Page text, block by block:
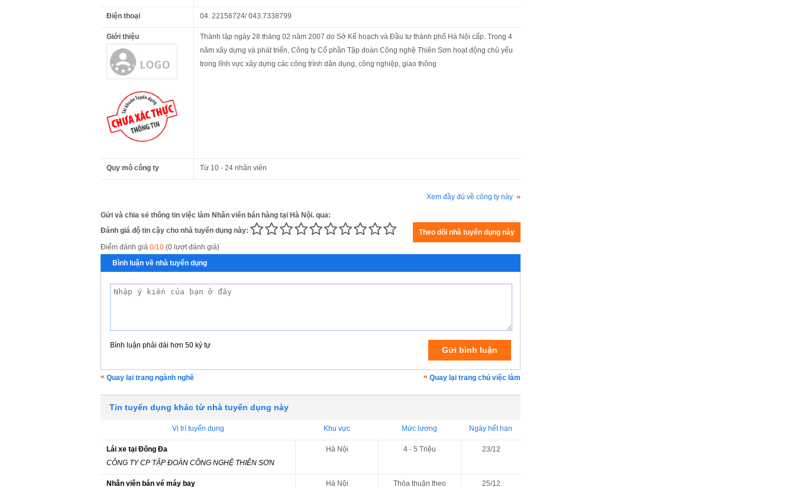
Điện thoại 04. 22156724/ 043.7338799
Giới thiệu
Thành lập ngày 28 tháng 02 năm 2007 do Sở Kế hoạch và Đầu tư thành phố Hà Nội cấp. Trong 4
năm xây dựng và phát triển, Công ty Cổ phần Tập đoàn Công nghệ Thiên Sơn hoạt động chủ yếu
trong lĩnh vực xây dựng các công trình dân dụng, công nghiệp, giao thông
Quy mô công ty Từ 10 - 24 nhân viên
Xem đầy đủ về công ty này
Gửi và chia sẻ thông tin việc làm Nhân viên bán hàng tại Hà Nội. qua:
Đánh giá độ tin cậy cho nhà tuyển dụng này:
Điểm đánh giá 0/10 (0 lượt đánh giá)
Bình luận về nhà tuyển dụng
Bình luận phải dài hơn 50 ký tự
Quay lại trang ngành nghề Quay lại trang chủ việc làm
Tin tuyển dụng khác từ nhà tuyển dụng này
Vị trí tuyển dụng Khu vực Mức lương Ngày hết hạn
Lái xe tại Đống Đa
CÔNG TY CP TẬP ĐOÀN CÔNG NGHỆ THIÊN SƠN
Hà Nội 4 - 5 Triệu 23/12
Nhân viên bán vé máy bay Hà Nội Thỏa thuận theo 25/12